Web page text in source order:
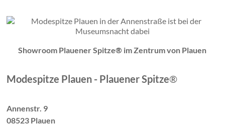
Showroom Plauener Spitze® im Zentrum von Plauen
Modespitze Plauen - Plauener Spitze®
Annenstr. 9
08523 Plauen